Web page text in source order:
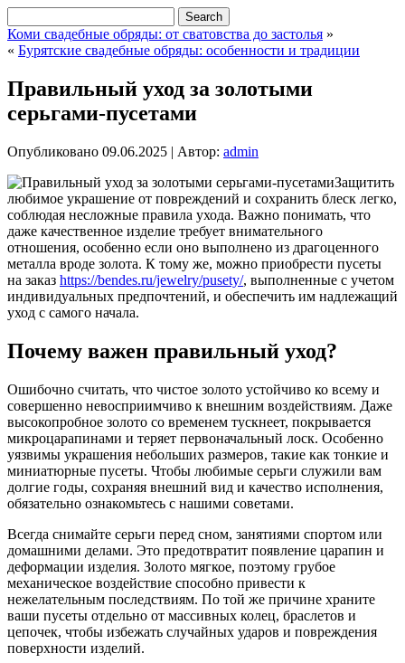
Коми свадебные обряды: от сватовства до застолья »
« Бурятские свадебные обряды: особенности и традиции
Правильный уход за золотыми
серьгами-пусетами
Опубликовано 09.06.2025 | Автор: admin
Защитить
любимое украшение от повреждений и сохранить блеск легко,
соблюдая несложные правила ухода. Важно понимать, что
даже качественное изделие требует внимательного
отношения, особенно если оно выполнено из драгоценного
металла вроде золота. К тому же, можно приобрести пусеты
на заказ https://bendes.ru/jewelry/pusety/, выполненные с учетом
индивидуальных предпочтений, и обеспечить им надлежащий
уход с самого начала.
Почему важен правильный уход?
Ошибочно считать, что чистое золото устойчиво ко всему и
совершенно невосприимчиво к внешним воздействиям. Даже
высокопробное золото со временем тускнеет, покрывается
микроцарапинами и теряет первоначальный лоск. Особенно
уязвимы украшения небольших размеров, такие как тонкие и
миниатюрные пусеты. Чтобы любимые серьги служили вам
долгие годы, сохраняя внешний вид и качество исполнения,
обязательно ознакомьтесь с нашими советами.
Всегда снимайте серьги перед сном, занятиями спортом или
домашними делами. Это предотвратит появление царапин и
деформации изделия. Золото мягкое, поэтому грубое
механическое воздействие способно привести к
нежелательным последствиям. По той же причине храните
ваши пусеты отдельно от массивных колец, браслетов и
цепочек, чтобы избежать случайных ударов и повреждения
поверхности изделий.